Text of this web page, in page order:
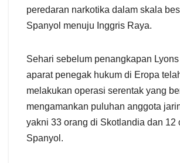
peredaran narkotika dalam skala
Spanyol menuju Inggris Raya.
Sehari sebelum penangkapan
aparat penegak hukum di Eropa
melakukan operasi serentak yang
mengamankan puluhan anggota
yakni 33 orang di Skotlandia dan 12
Spanyol.